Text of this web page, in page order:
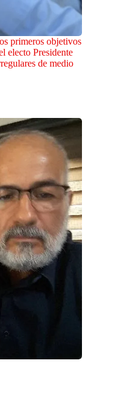
primeros objetivos
electo Presidente
de medio